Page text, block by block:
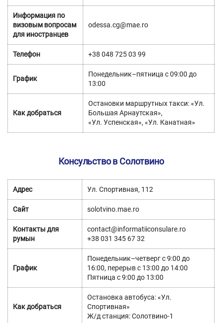
Информация по
визовым вопросам
для иностранцев
odessa.cg@mae.ro
Телефон +38 048 725 03 99
График
Понедельник–пятница с 09:00 до
13:00
Как добраться
Остановки маршрутных такси: «Ул.
Большая Арнаутская»,
«Ул. Успенская», «Ул. Канатная»
Консульство в Солотвино
Адрес Ул. Спортивная, 112
Сайт solotvino.mae.ro
Контакты для
румын
contact@informatiiconsulare.ro
+38 031 345 67 32
График
Понедельник–четверг с 9:00 до
16:00, перерыв с 13:00 до 14:00
Пятница с 9:00 до 13:00
Как добраться
Остановка автобуса: «Ул.
Спортивная»
Ж/д станция: Солотвино-1